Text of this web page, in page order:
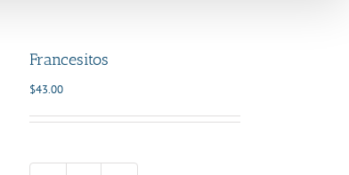
Francesitos
$43.00